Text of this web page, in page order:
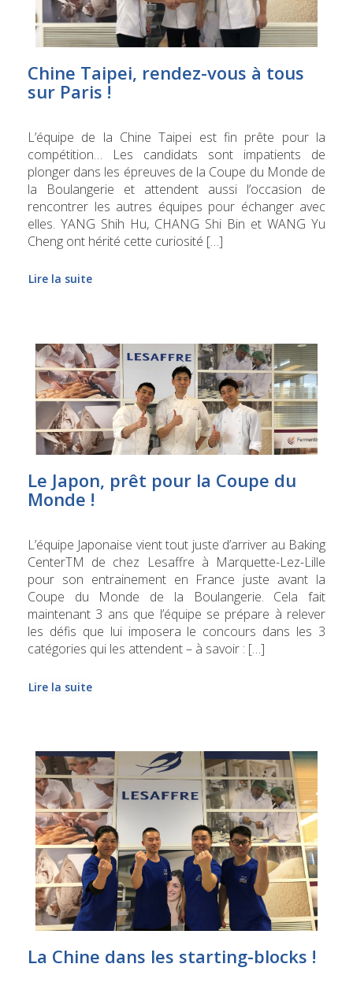
Chine Taipei, rendez-vous à tous
sur Paris !
L’équipe de la Chine Taipei est fin prête pour la
compétition… Les candidats sont impatients de
plonger dans les épreuves de la Coupe du Monde de
la Boulangerie et attendent aussi l’occasion de
rencontrer les autres équipes pour échanger avec
elles. YANG Shih Hu, CHANG Shi Bin et WANG Yu
Cheng ont hérité cette curiosité […]
Lire la suite
Le Japon, prêt pour la Coupe du
Monde !
L’équipe Japonaise vient tout juste d’arriver au Baking
CenterTM de chez Lesaffre à Marquette-Lez-Lille
pour son entrainement en France juste avant la
Coupe du Monde de la Boulangerie. Cela fait
maintenant 3 ans que l’équipe se prépare à relever
les défis que lui imposera le concours dans les 3
catégories qui les attendent – à savoir : […]
Lire la suite
La Chine dans les starting-blocks !